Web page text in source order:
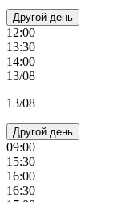
Другой день
12:00
13:30
14:00
13/08
13/08
Другой день
09:00
15:30
16:00
16:30